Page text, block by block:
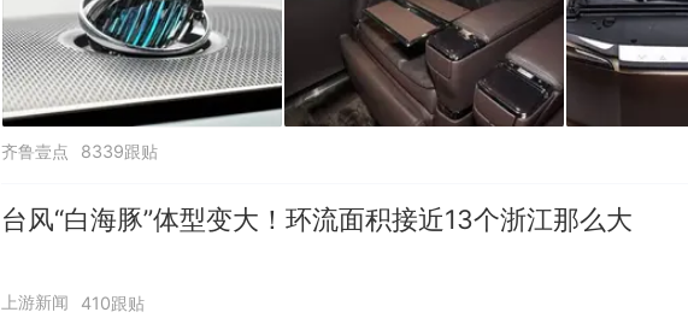
齐鲁壹点 8339跟贴
台风“白海豚”体型变大！环流面积接近13个浙江那么大
上游新闻 410跟贴